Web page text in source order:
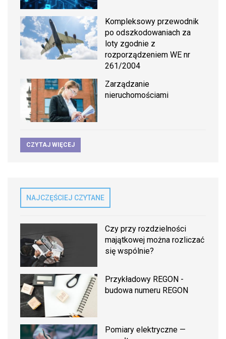
Kompleksowy przewodnik
po odszkodowaniach za
loty zgodnie z
rozporządzeniem WE nr
261/2004
Zarządzanie
nieruchomościami
CZYTAJ WIĘCEJ
NAJCZĘŚCIEJ CZYTANE
Czy przy rozdzielności
majątkowej można rozliczać
się wspólnie?
Przykładowy REGON -
budowa numeru REGON
Pomiary elektryczne —